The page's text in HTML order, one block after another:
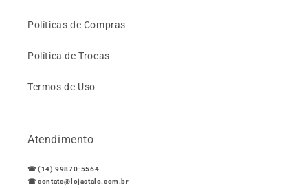
Políticas de Compras
Política de Trocas
Termos de Uso
Atendimento
☎ (14) 99870-5564
☎ contato@lojastalo.com.br